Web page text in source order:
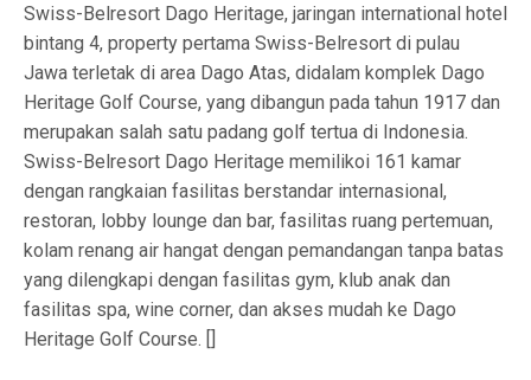
Swiss-Belresort Dago Heritage, jaringan international hotel
bintang 4, property pertama Swiss-Belresort di pulau
Jawa terletak di area Dago Atas, didalam komplek Dago
Heritage Golf Course, yang dibangun pada tahun 1917 dan
merupakan salah satu padang golf tertua di Indonesia.
Swiss-Belresort Dago Heritage memilikoi 161 kamar
dengan rangkaian fasilitas berstandar internasional,
restoran, lobby lounge dan bar, fasilitas ruang pertemuan,
kolam renang air hangat dengan pemandangan tanpa batas
yang dilengkapi dengan fasilitas gym, klub anak dan
fasilitas spa, wine corner, dan akses mudah ke Dago
Heritage Golf Course. []